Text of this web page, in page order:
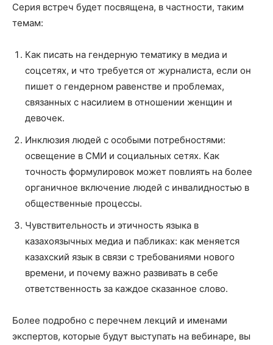
Серия встреч будет посвящена, в частности, таким
темам:
Как писать на гендерную тематику в медиа и
соцсетях, и что требуется от журналиста, если он
пишет о гендерном равенстве и проблемах,
связанных с насилием в отношении женщин и
девочек.
Инклюзия людей с особыми потребностями:
освещение в СМИ и социальных сетях. Как
точность формулировок может повлиять на более
органичное включение людей с инвалидностью в
общественные процессы.
Чувствительность и этичность языка в
казахоязычных медиа и пабликах: как меняется
казахский язык в связи с требованиями нового
времени, и почему важно развивать в себе
ответственность за каждое сказанное слово.
Более подробно с перечнем лекций и именами
экспертов, которые будут выступать на вебинаре, вы